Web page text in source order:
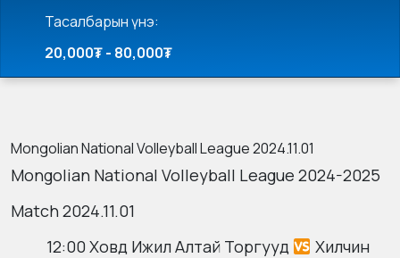
Тасалбарын үнэ:
20,000₮ - 80,000₮
Mongolian National Volleyball League 2024.11.01
Mongolian National Volleyball League 2024-2025
Match 2024.11.01
12:00 Ховд Ижил Алтай Торгууд
Хилчин